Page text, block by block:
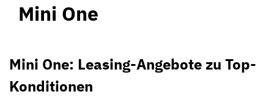
Mini One
Mini One: Leasing-Angebote zu Top-
Konditionen